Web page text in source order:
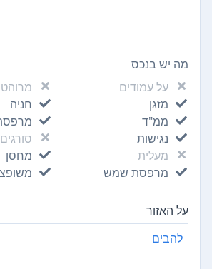
מה יש בנכס
על עמודים
מזגן
חניה
ממ"ד
נגישות
סורגים
מעלית
מחסן
מרפסת שמש
על האזור
להבים